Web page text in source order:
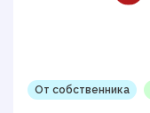
От собственника